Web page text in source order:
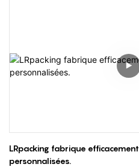
LRpacking fabrique
personnalisées.